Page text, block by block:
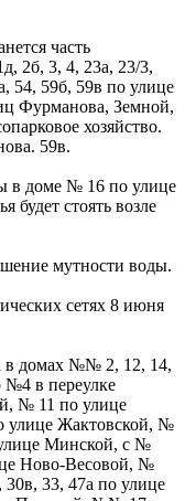
часть
2б, 3, 4, 23а, 23/3,
54, 59б, 59в по улице
Фурманова, Земной,
хозяйство.
59в.
в доме № 16 по улице
будет стоять возле
мутности воды.
сетях 8 июня
в домах №№ 2, 12, 14,
в переулке
№ 11 по улице
улице Жактовской, №
Минской, с №
Ново-Весовой, №
33, 47а по улице